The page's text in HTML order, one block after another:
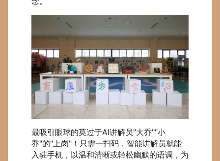
最吸引眼球的莫过于AI讲解员"大乔""小
乔"的"上岗"！只需一扫码，智能讲解员就能
入驻手机，以温和清晰或轻松幽默的语调，为